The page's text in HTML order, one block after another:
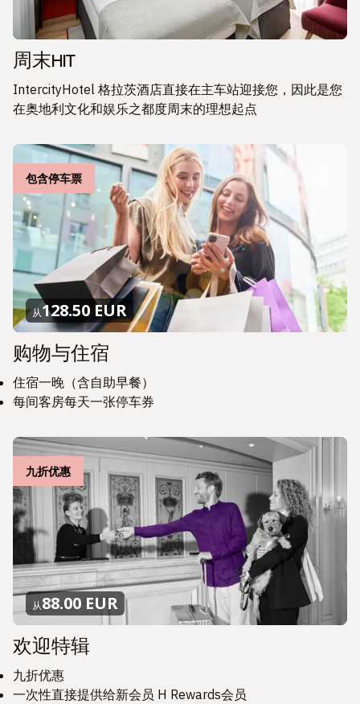
周末HIT
IntercityHotel 格拉茨酒店直接在主车站迎接您，因此是您
在奥地利文化和娱乐之都度周末的理想起点
包含停车票
从128.50 EUR
购物与住宿
住宿一晚（含自助早餐）
每间客房每天一张停车券
九折优惠
从88.00 EUR
欢迎特辑
九折优惠
一次性直接提供给新会员 H Rewards会员